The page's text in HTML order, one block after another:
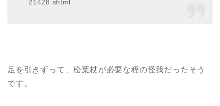
21428.shtml
足を引きずって、松葉杖が必要な程の怪我だったそう
です。